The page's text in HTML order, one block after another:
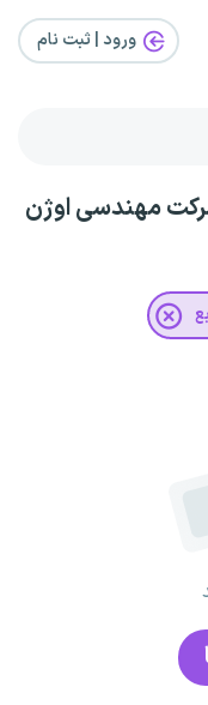
ورود | ثبت‌ نام
مهندسی اوژن